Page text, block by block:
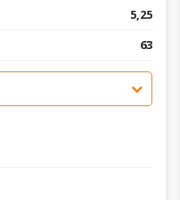
5,25
63